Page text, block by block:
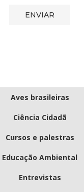
Aves brasileiras
Ciência Cidadã
Cursos e palestras
Educação Ambiental
Entrevistas